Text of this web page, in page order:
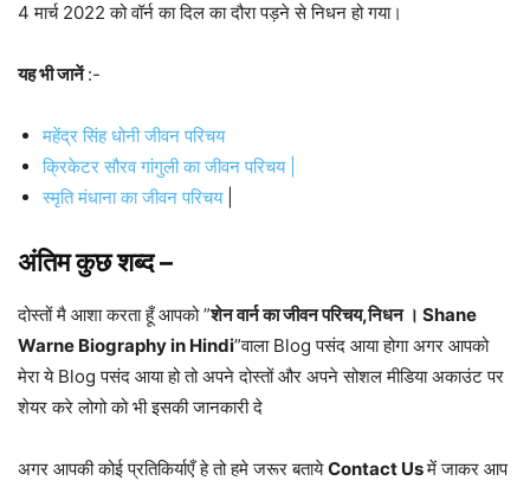
4 मार्च 2022 को वॉर्न का दिल का दौरा पड़ने से निधन हो गया।
यह भी जानें:-
महेंद्र सिंह धोनी जीवन परिचय
क्रिकेटर सौरव गांगुली का जीवन परिचय |
स्मृति मंधाना का जीवन परिचय|
अंतिम कुछ शब्द –
दोस्तों मै आशा करता हूँ आपको ”शेन वार्न का जीवन परिचय,निधन । Shane
Warne Biography in Hindi”वाला Blog पसंद आया होगा अगर आपको
मेरा ये Blog पसंद आया हो तो अपने दोस्तों और अपने सोशल मीडिया अकाउंट पर
शेयर करे लोगो को भी इसकी जानकारी दे
अगर आपकी कोई प्रतिकिर्याएँ हे तो हमे जरूर बतायेContact Usमें जाकर आप